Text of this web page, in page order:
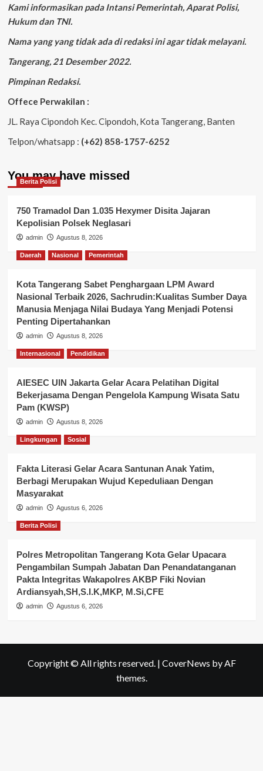
Kami informasikan pada Intansi Pemerintah, Aparat Polisi,
Hukum dan TNI.
Nama yang yang tidak ada di redaksi ini agar tidak melayani.
Tangerang, 21 Desember 2022.
Pimpinan Redaksi.
Offece Perwakilan :
JL. Raya Cipondoh Kec. Cipondoh, Kota Tangerang, Banten
Telpon/whatsapp : (+62) 858-1757-6252
You may have missed
Berita Polisi
750 Tramadol Dan 1.035 Hexymer Disita Jajaran
Kepolisian Polsek Neglasari
admin Agustus 8, 2026
Daerah Nasional Pemerintah
Kota Tangerang Sabet Penghargaan LPM Award
Nasional Terbaik 2026, Sachrudin:Kualitas Sumber Daya
Manusia Menjaga Nilai Budaya Yang Menjadi Potensi
Penting Dipertahankan
admin Agustus 8, 2026
Internasional Pendidikan
AIESEC UIN Jakarta Gelar Acara Pelatihan Digital
Bekerjasama Dengan Pengelola Kampung Wisata Satu
Pam (KWSP)
admin Agustus 8, 2026
Lingkungan Sosial
Fakta Literasi Gelar Acara Santunan Anak Yatim,
Berbagi Merupakan Wujud Kepeduliaan Dengan
Masyarakat
admin Agustus 6, 2026
Berita Polisi
Polres Metropolitan Tangerang Kota Gelar Upacara
Pengambilan Sumpah Jabatan Dan Penandatanganan
Pakta Integritas Wakapolres AKBP Fiki Novian
Ardiansyah,SH,S.I.K,MKP, M.Si,CFE
admin Agustus 6, 2026
Copyright © All rights reserved. | CoverNews by AF
themes.